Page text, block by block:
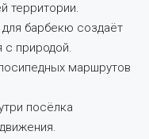
территории.
барбекю создаёт
с природой.
маршрутов
посёлка